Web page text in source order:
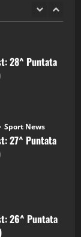
28^ Puntata
Sport News
27^ Puntata
26^ Puntata